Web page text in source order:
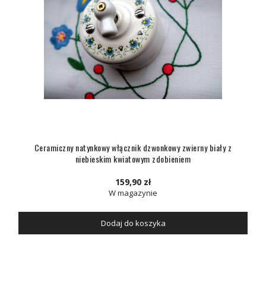
Ceramiczny natynkowy włącznik dzwonkowy zwierny biały z
niebieskim kwiatowym zdobieniem
159,90 zł
W magazynie
Dodaj do koszyka